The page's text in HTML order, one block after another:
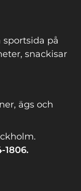
sportsida på
snackisar
ägs och
1806.